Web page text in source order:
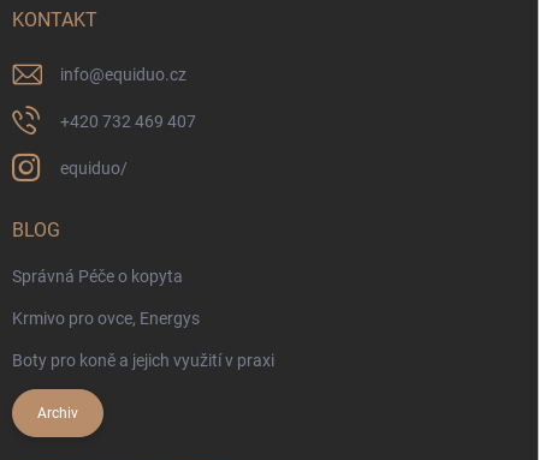
KONTAKT
info@equiduo.cz
+420 732 469 407
equiduo/
BLOG
Správná Péče o kopyta
Krmivo pro ovce, Energys
Boty pro koně a jejich využití v praxi
Archiv